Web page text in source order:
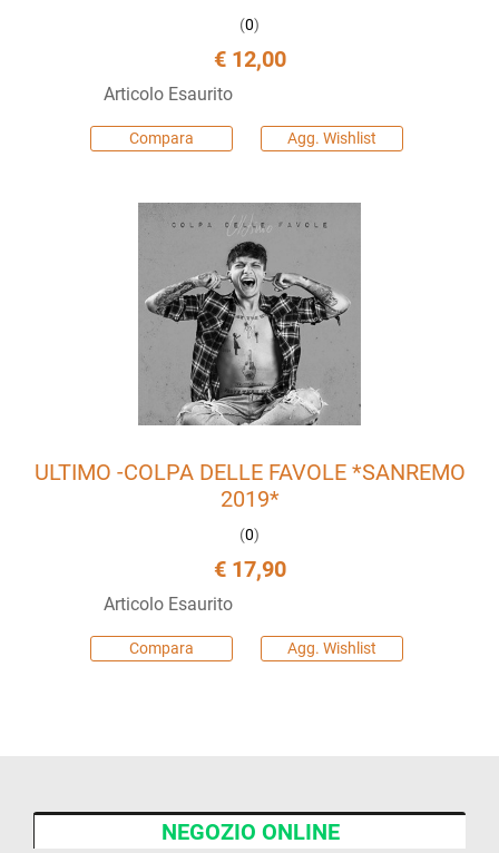
(0)
€ 12,00
Articolo Esaurito
Compara Agg. Wishlist
ULTIMO -COLPA DELLE FAVOLE *SANREMO
2019*
(0)
€ 17,90
Articolo Esaurito
Compara Agg. Wishlist
NEGOZIO ONLINE